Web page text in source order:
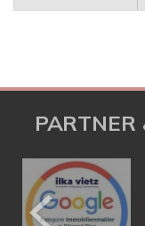
PARTNER